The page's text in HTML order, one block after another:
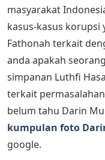
masyarakat
kasus-kasus korupsi
Fathonah terkait
anda apakah
simpanan Luthfi
terkait
belum tahu Darin
kumpulan foto
google.